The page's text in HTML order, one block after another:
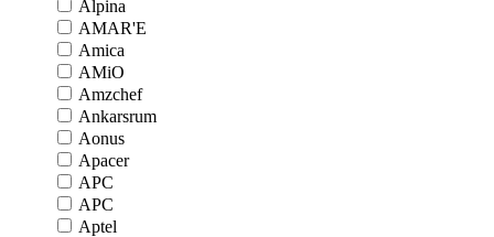
Alpina
AMAR'E
Amica
AMiO
Amzchef
Ankarsrum
Aonus
Apacer
APC
APC
Aptel